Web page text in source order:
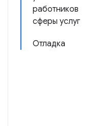
работников
сферы услуг
Отладка